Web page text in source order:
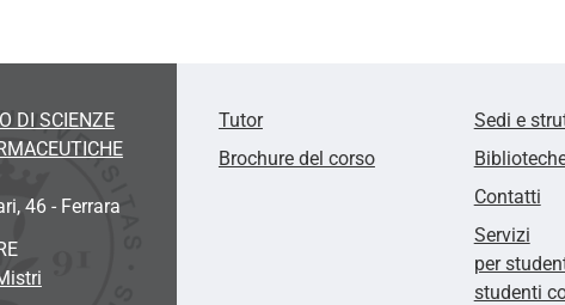
DI SCIENZE
46 - Ferrara
Tutor
Brochure del corso
Sedi e
Contatti
Servizi
per
studenti